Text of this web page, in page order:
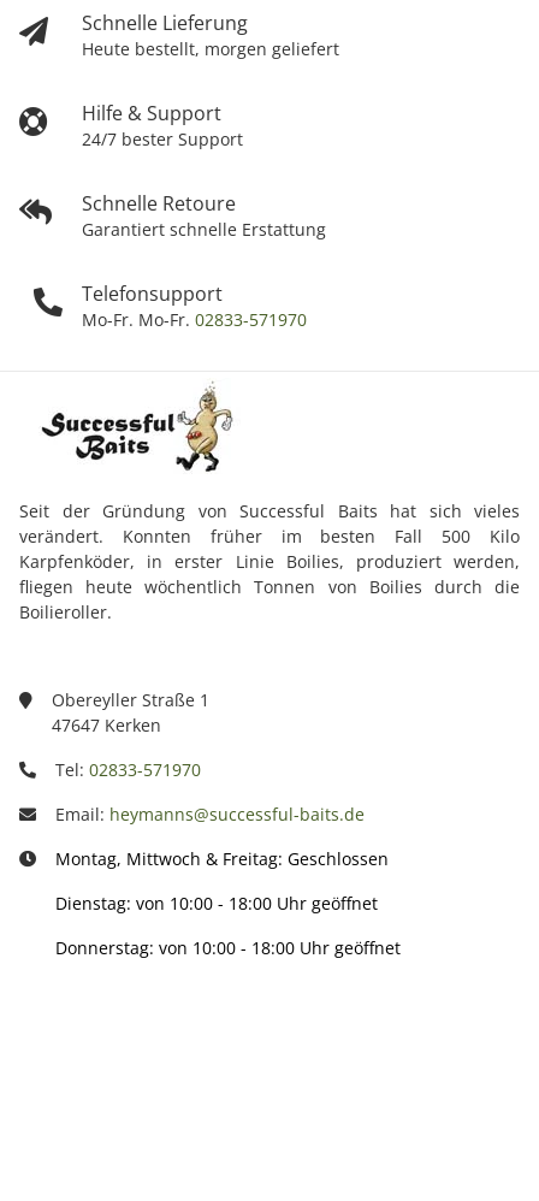
Schnelle Lieferung
Heute bestellt, morgen geliefert
Hilfe & Support
24/7 bester Support
Schnelle Retoure
Garantiert schnelle Erstattung
Telefonsupport
Mo-Fr. Mo-Fr. 02833-571970
Seit der Gründung von Successful Baits hat sich vieles
verändert. Konnten früher im besten Fall 500 Kilo
Karpfenköder, in erster Linie Boilies, produziert werden,
fliegen heute wöchentlich Tonnen von Boilies durch die
Boilieroller.
Obereyller Straße 1
47647 Kerken
Tel: 02833-571970
Email: heymanns@successful-baits.de
Montag, Mittwoch & Freitag: Geschlossen
Dienstag: von 10:00 - 18:00 Uhr geöffnet
Donnerstag: von 10:00 - 18:00 Uhr geöffnet